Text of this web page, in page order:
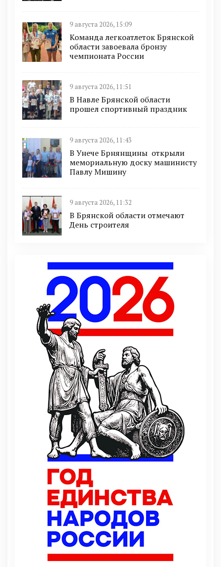
9 августа 2026, 15:09
Команда легкоатлеток Брянской
области завоевала бронзу
чемпионата России
9 августа 2026, 11:51
В Навле Брянской области
прошел спортивный праздник
9 августа 2026, 11:43
В Унече Брнянщины открыли
мемориальную доску машинисту
Павлу Мишину
9 августа 2026, 11:32
В Брянской области отмечают
День строителя